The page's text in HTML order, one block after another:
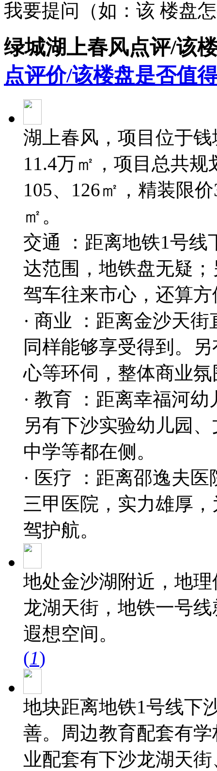
我要提问（如：该 楼盘
绿城湖上春风点评/该
点评价/该楼盘是否值
湖上春风，项目位于
11.4万㎡，项目总共
105、126㎡，精装限
㎡。
交通 ：距离地铁1号线
达范围，地铁盘无疑
驾车往来市心，还算方
· 商业 ：距离金沙天
同样能够享受得到。
心等环伺，整体商业
· 教育 ：距离幸福河
另有下沙实验幼儿园
中学等都在侧。
· 医疗 ：距离邵逸夫
三甲医院，实力雄厚
驾护航。
地处金沙湖附近，地
龙湖天街，地铁一号
遐想空间。
(1)
地块距离地铁1号线下
善。周边教育配套有
业配套有下沙龙湖天